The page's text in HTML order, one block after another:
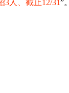
3人、截止12/31”。